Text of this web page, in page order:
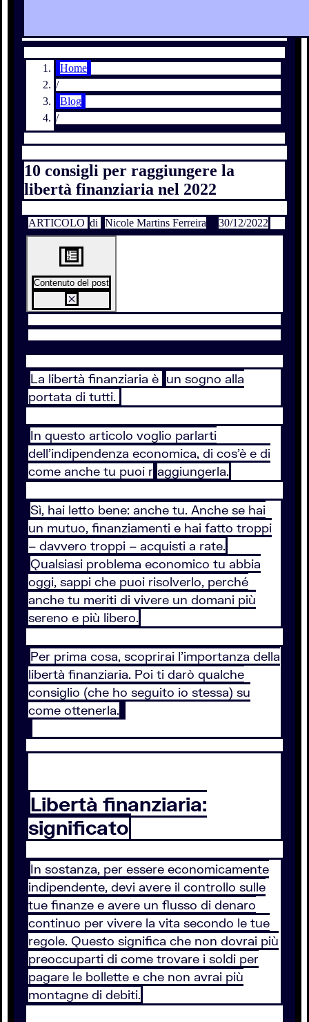
Home
/
Blog
/
10 consigli per raggiungere la
libertà finanziaria nel 2022
ARTICOLO di Nicole Martins Ferreira 30/12/2022
Contenuto del post
La libertà finanziaria è un sogno alla
portata di tutti.
In questo articolo voglio parlarti
dell’indipendenza economica, di cos’è e di
come anche tu puoi r aggiungerla.
Sì, hai letto bene: anche tu. Anche se hai
un mutuo, finanziamenti e hai fatto troppi
– davvero troppi – acquisti a rate.
Qualsiasi problema economico tu abbia
oggi, sappi che puoi risolverlo, perché
anche tu meriti di vivere un domani più
sereno e più libero.
Per prima cosa, scoprirai l'importanza della
libertà finanziaria. Poi ti darò qualche
consiglio (che ho seguito io stessa) su
come ottenerla.
Libertà finanziaria:
significato
In sostanza, per essere economicamente
indipendente, devi avere il controllo sulle
tue finanze e avere un flusso di denaro
continuo per vivere la vita secondo le tue
regole. Questo significa che non dovrai più
preoccuparti di come trovare i soldi per
pagare le bollette e che non avrai più
montagne di debiti.